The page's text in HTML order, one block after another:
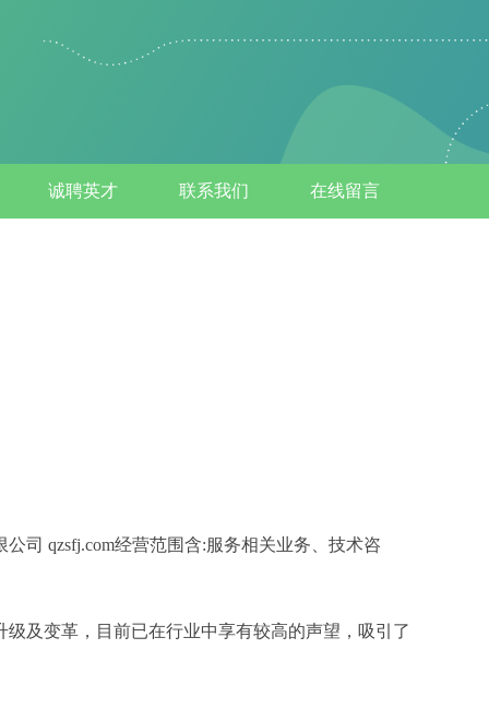
诚聘英才 联系我们 在线留言
司 qzsfj.com经营范围含:服务相关业务、技术咨
及变革，目前已在行业中享有较高的声望，吸引了